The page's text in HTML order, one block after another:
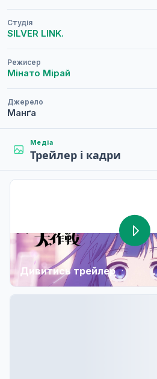
Студія
SILVER LINK.
Режисер
Мінато Мірай
Джерело
Манґа
Медіа
Трейлер і кадри
Дивитись трейлер